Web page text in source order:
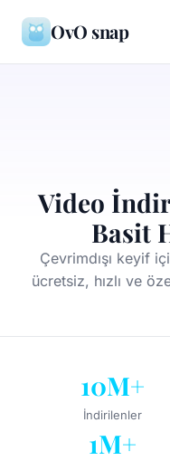
OvO snap
Video
Basit
Çevrimdışı keyif
ücretsiz, hızlı ve
10M+
İndirilenler
1M+